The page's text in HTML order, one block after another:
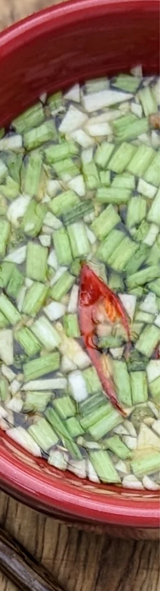
bezfosfátový 1 lžička #sůl špetka
#slunečnicovýolej na vymazání mís